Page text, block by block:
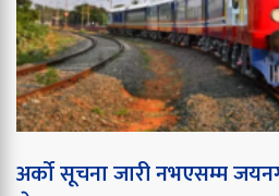
अर्को सूचना जारी नभएसम्म